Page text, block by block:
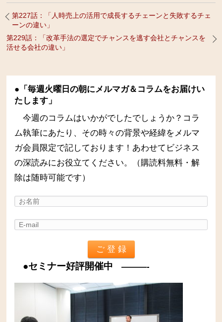
第227話：「人時売上の活用で成長するチェーンと失敗するチェ
ーンの違い」
第229話：「改革手法の選定でチャンスを逃す会社とチャンスを
活せる会社の違い」
●「毎週火曜日の朝にメルマガ＆コラムをお届けい
たします」
今週のコラムはいかがでしたでしょうか？コラ
ム執筆にあたり、その時々の背景や経緯をメルマ
ガ会員限定で記しております！あわせてビジネス
の深読みにお役立てください。（購読料無料・解
除は随時可能です）
●セミナー好評開催中 ———-